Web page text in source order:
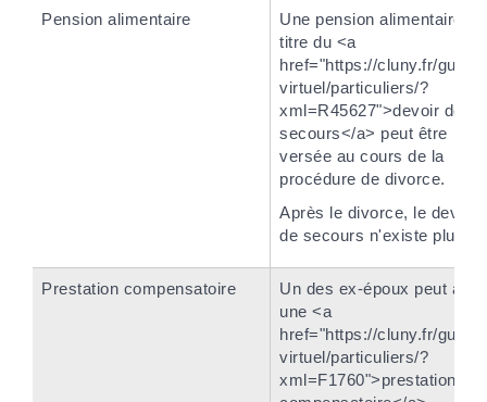
Pension alimentaire
Une pension alimentaire au
titre du <a
href="https://cluny.fr/
virtuel/particuliers/?
xml=R45627">devoir de
secours</a> peut être
versée au cours de la
procédure de divorce.
Après le divorce, le devoir
de secours n'existe plus.
Prestation compensatoire
Un des ex-époux peut
une <a
href="https://cluny.fr/
virtuel/particuliers/?
xml=F1760">prestation